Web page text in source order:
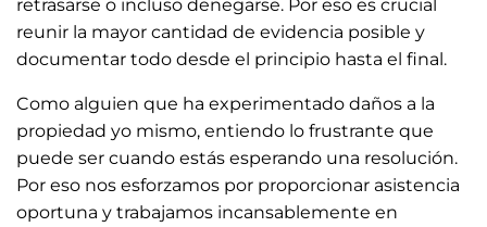
retrasarse o incluso denegarse. Por eso es crucial
reunir la mayor cantidad de evidencia posible y
documentar todo desde el principio hasta el final.
Como alguien que ha experimentado daños a la
propiedad yo mismo, entiendo lo frustrante que
puede ser cuando estás esperando una resolución.
Por eso nos esforzamos por proporcionar asistencia
oportuna y trabajamos incansablemente en